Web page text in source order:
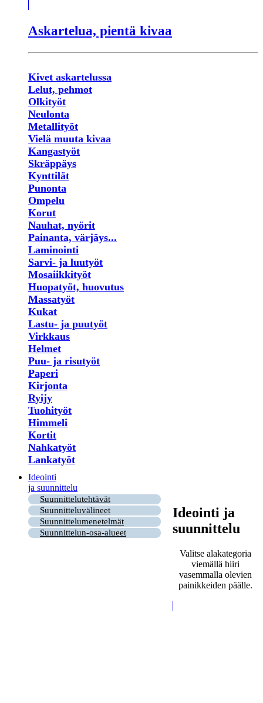
Askartelua, pientä kivaa
Kivet askartelussa
Lelut, pehmot
Olkityöt
Neulonta
Metallityöt
Vielä muuta kivaa
Kangastyöt
Skräppäys
Kynttilät
Punonta
Ompelu
Korut
Nauhat, nyörit
Painanta, värjäys...
Laminointi
Sarvi- ja luutyöt
Mosaiikkityöt
Huopatyöt, huovutus
Massatyöt
Kukat
Lastu- ja puutyöt
Virkkaus
Helmet
Puu- ja risutyöt
Paperi
Kirjonta
Ryijy
Tuohityöt
Himmeli
Kortit
Nahkatyöt
Lankatyöt
Ideointi
ja suunnittelu
Suunnittelutehtävät
Suunnitteluvälineet
Suunnittelumenetelmät
Suunnittelun-osa-alueet
Ideointi ja
suunnittelu
Valitse alakategoria
viemällä hiiri
vasemmalla olevien
painikkeiden päälle.